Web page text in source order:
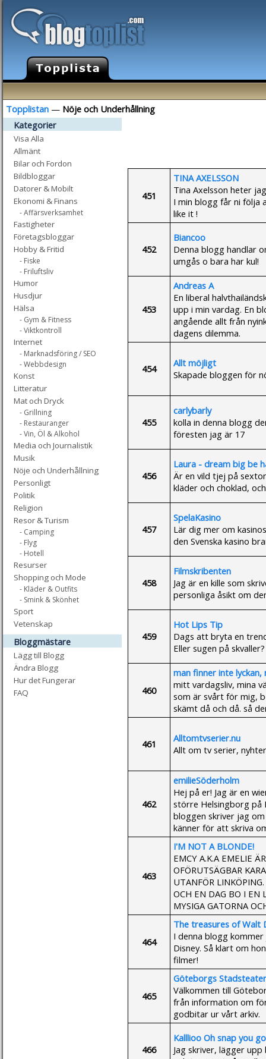
Topplistan — Nöje och Underhållning
Kategorier
Visa Alla
Allmänt
Bilar och Fordon
Bildbloggar
Datorer & Mobilt
Ekonomi & Finans
- Affärsverksamhet
Fastigheter
Företagsbloggar
Hobby & Fritid
- Fiske
- Friluftsliv
Humor
Husdjur
Hälsa
- Gym & Fitness
- Viktkontroll
Internet
- Marknadsföring / SEO
- Webbdesign
Konst
Litteratur
Mat och Dryck
- Grillning
- Restauranger
- Vin, Öl & Alkohol
Media och Journalistik
Musik
Nöje och Underhållning
Personligt
Politik
Religion
Resor & Turism
- Camping
- Flyg
- Hotell
Resurser
Shopping och Mode
- Kläder & Outfits
- Smink & Skönhet
Sport
Vetenskap
Bloggmästare
Lägg till Blogg
Ändra Blogg
Hur det Fungerar
FAQ
451
TINA AXELSSON
Tina Axelsson heter
I min blogg får ni följa
like it !
452
Biancoo
Denna blogg handlar
umgås o bara har kul!
453
Andreas A
En liberal
upp i min vardag. En
angående allt från
dagens dilemma.
454
Allt möjligt
Skapade bloggen för
455
carlybarly
kolla in denna blogg
föresten jag är 17
456
Laura - dream big be
Är en vild tjej på
kläder och choklad,
457
SpelaKasino
Lär dig mer om
den Svenska kasino
458
Filmskribenten
Jag är en kille som
personliga åsikt om
459
Hot Lips Tip
Dags att bryta en
Eller sugen på
460
man finner inte lyckan,
mitt vardagsliv, mina
som är svårt för mig,
skämt då och då. så
461
Alltomtvserier.nu
Allt om tv serier,
462
emilieSöderholm
Hej på er! Jag är en
större Helsingborg på
bloggen skriver jag
känner för att skriva
463
I'M NOT A BLONDE!
EMCY A.K.A EMELIE
OFÖRUTSÄGBAR
UTANFÖR
OCH EN DAG BO I EN
MYSIGA GATORNA
464
The treasures of Walt
I denna blogg
Disney. Så klart om
filmer!
465
Göteborgs Stadsteater
Välkommen till
från information om
godbitar ur vårt arkiv.
466
Kalllioo Oh snap you
Jag skriver, lägger